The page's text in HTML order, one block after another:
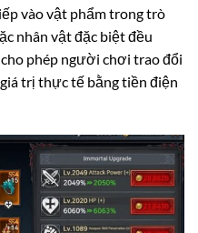
vào vật phẩm trong trò
nhân vật đặc biệt đều
phép người chơi trao đổi
trị thực tế bằng tiền điện